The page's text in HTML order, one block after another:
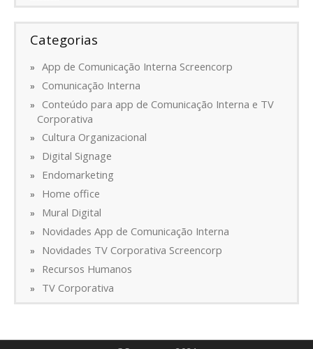
Categorias
App de Comunicação Interna Screencorp
Comunicação Interna
Conteúdo para app de Comunicação Interna e TV
Corporativa
Cultura Organizacional
Digital Signage
Endomarketing
Home office
Mural Digital
Novidades App de Comunicação Interna
Novidades TV Corporativa Screencorp
Recursos Humanos
TV Corporativa